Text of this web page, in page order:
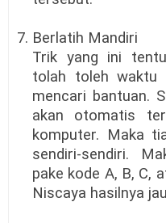
7. Berlatih Mandiri
Trik yang ini
tolah toleh waktu
mencari bantuan.
akan otomatis
komputer. Maka
sendiri-sendiri.
pake kode A, B, C,
Niscaya hasilnya